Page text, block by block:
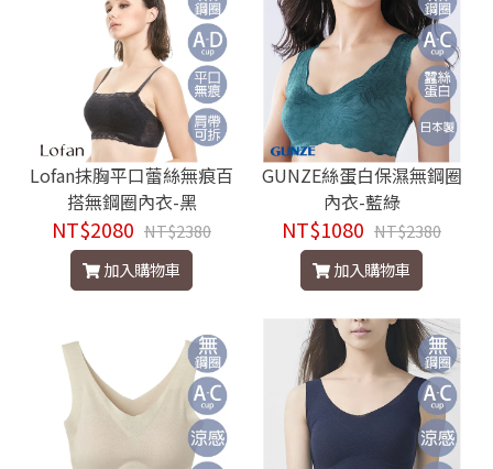
Lofan抹胸平口蕾絲無痕百
搭無鋼圈內衣-黑
NT$2080 NT$2380
加入購物車
GUNZE絲蛋白保濕無鋼圈
內衣-藍綠
NT$1080 NT$2380
加入購物車